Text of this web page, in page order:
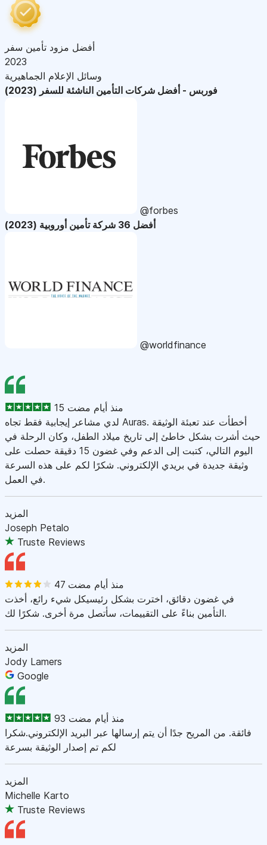
أفضل مزود تأمين سفر
2023
وسائل الإعلام الجماهيرية
فوربس - أفضل شركات التأمين الناشئة للسفر (2023)
@forbes
أفضل 36 شركة تأمين أوروبية (2023)
@worldfinance
15 منذ أيام مضت
لدي مشاعر إيجابية فقط تجاه Auras. أخطأت عند تعبئة الوثيقة
حيث أشرت بشكل خاطئ إلى تاريخ ميلاد الطفل، وكان الرحلة في
اليوم التالي، كتبت إلى الدعم وفي غضون 15 دقيقة حصلت على
وثيقة جديدة في بريدي الإلكتروني. شكرًا لكم على هذه السرعة
في العمل.
المزيد
Joseph Petalo
Truste Reviews
47 منذ أيام مضت
في غضون دقائق، اخترت بشكل رئيسيكل شيء رائع، أخذت
التأمين بناءً على التقييمات، سأتصل مرة أخرى. شكرًا لك.
المزيد
Jody Lamers
Google
93 منذ أيام مضت
فائقة. من المريح جدًا أن يتم إرسالها عبر البريد الإلكتروني.شكرا
لكم تم إصدار الوثيقة بسرعة
المزيد
Michelle Karto
Truste Reviews